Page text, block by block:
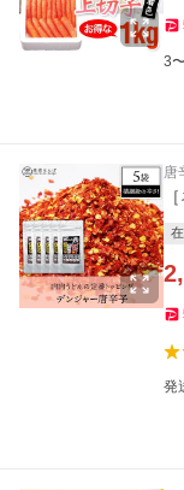
3
唐
発